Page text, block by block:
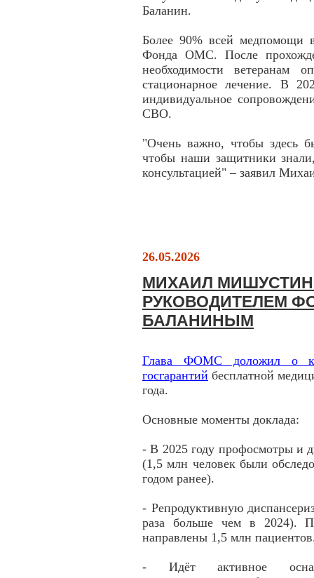
Баланин.
Более 90% всей медпомощи
Фонда ОМС. После
необходимости ветеранам
стационарное лечение. В
индивидуальное
СВО.
"Очень важно, чтобы здесь
чтобы наши защитники
консультацией" – заявил
26.05.2026
МИХАИЛ МИШУСТИН
РУКОВОДИТЕЛЕМ
БАЛАНИНЫМ
Глава ФОМС доложил о
госгарантий бесплатной
года.
Основные моменты доклада:
- В 2025 году профосмотры и
(1,5 млн человек были
годом ранее).
- Репродуктивную
раза больше чем в 2024).
направлены 1,5 млн
- Идёт активное